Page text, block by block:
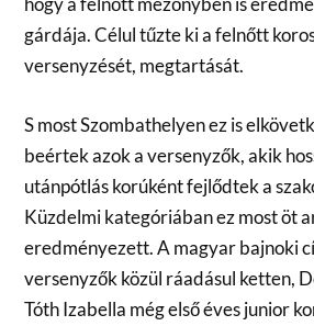
gárdája. Célul tűzte ki a felnőtt
versenyzését, megtartását.
S most Szombathelyen ez is
beértek azok a versenyzők, akik
utánpótlás korúként fejlődtek a
Küzdelmi kategóriában ez most öt
eredményezett. A magyar bajnoki
versenyzők közül ráadásul ketten,
Tóth Izabella még első éves junior